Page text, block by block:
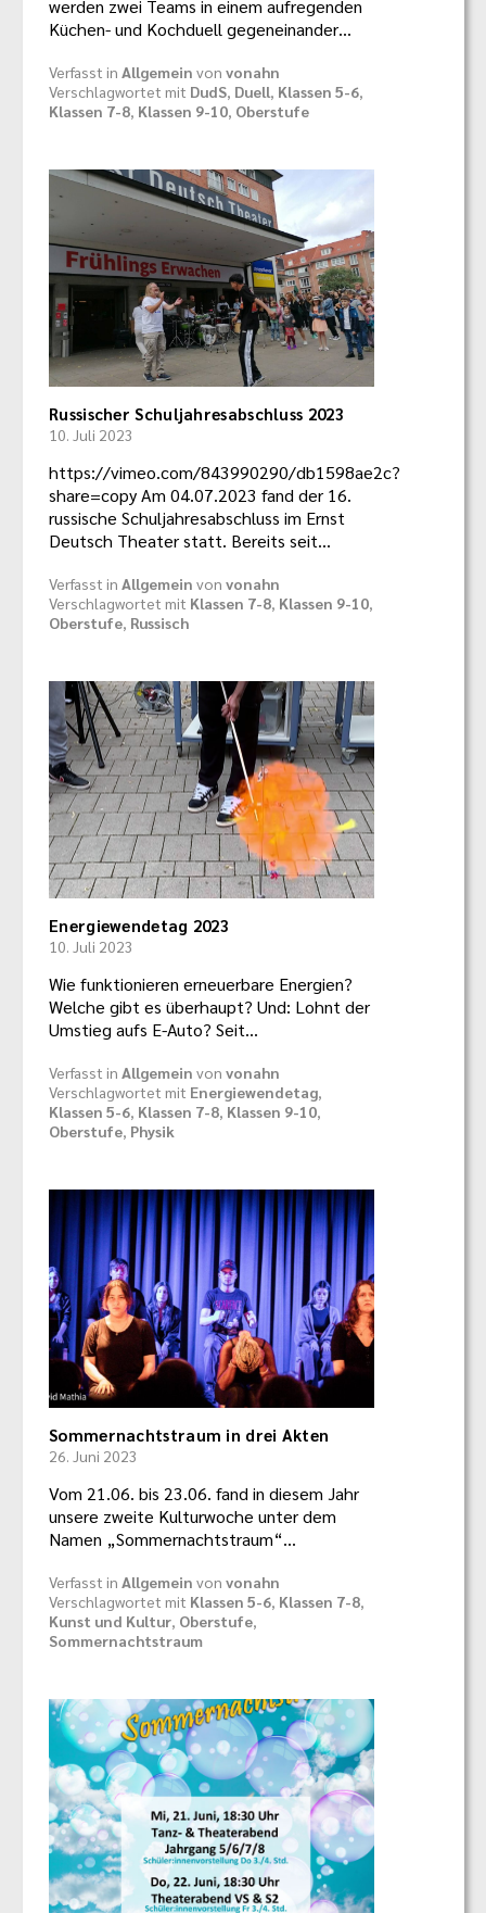
werden zwei Teams in einem aufregenden
Küchen- und Kochduell gegeneinander…
Verfasst in Allgemein von vonahn
Verschlagwortet mit DudS, Duell, Klassen 5-6,
Klassen 7-8, Klassen 9-10, Oberstufe
Russischer Schuljahresabschluss 2023
10. Juli 2023
https://vimeo.com/843990290/db1598ae2c?
share=copy Am 04.07.2023 fand der 16.
russische Schuljahresabschluss im Ernst
Deutsch Theater statt. Bereits seit…
Verfasst in Allgemein von vonahn
Verschlagwortet mit Klassen 7-8, Klassen 9-10,
Oberstufe, Russisch
Energiewendetag 2023
10. Juli 2023
Wie funktionieren erneuerbare Energien?
Welche gibt es überhaupt? Und: Lohnt der
Umstieg aufs E-Auto? Seit…
Verfasst in Allgemein von vonahn
Verschlagwortet mit Energiewendetag,
Klassen 5-6, Klassen 7-8, Klassen 9-10,
Oberstufe, Physik
Sommernachtstraum in drei Akten
26. Juni 2023
Vom 21.06. bis 23.06. fand in diesem Jahr
unsere zweite Kulturwoche unter dem
Namen „Sommernachtstraum“…
Verfasst in Allgemein von vonahn
Verschlagwortet mit Klassen 5-6 Klassen 7-8
Kunst und Kultur Oberstufe
Sommernachtstraum